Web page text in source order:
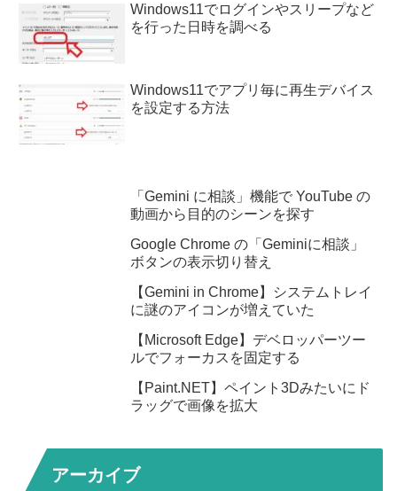
Windows11でログインやスリープなど
を行った日時を調べる
Windows11でアプリ毎に再生デバイス
を設定する方法
「Gemini に相談」機能で YouTube の
動画から目的のシーンを探す
Google Chrome の「Geminiに相談」
ボタンの表示切り替え
【Gemini in Chrome】システムトレイ
に謎のアイコンが増えていた
【Microsoft Edge】デベロッパーツー
ルでフォーカスを固定する
【Paint.NET】ペイント3Dみたいにド
ラッグで画像を拡大
アーカイブ